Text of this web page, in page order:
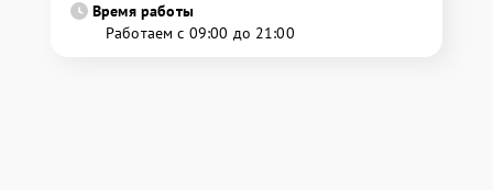
Время работы
Работаем с 09:00 до 21:00